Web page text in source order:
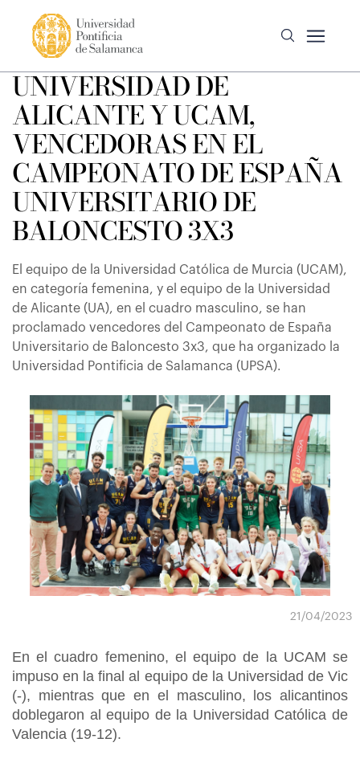
UNIVERSIDAD DE
ALICANTE Y UCAM,
VENCEDORAS EN EL
CAMPEONATO DE ESPAÑA
UNIVERSITARIO DE
BALONCESTO 3X3
El equipo de la Universidad Católica de Murcia (UCAM),
en categoría femenina, y el equipo de la Universidad
de Alicante (UA), en el cuadro masculino, se han
proclamado vencedores del Campeonato de España
Universitario de Baloncesto 3x3, que ha organizado la
Universidad Pontificia de Salamanca (UPSA).
21/04/2023
En el cuadro femenino, el equipo de la UCAM se
impuso en la final al equipo de la Universidad de Vic
(-), mientras que en el masculino, los alicantinos
doblegaron al equipo de la Universidad Católica de
Valencia (19-12).